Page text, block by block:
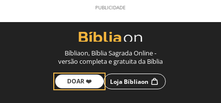
Bíbliaon, Bíblia Sagrada Online -
versão completa e gratuita da Bíblia
DOAR ❤️ Loja Bíbliaon